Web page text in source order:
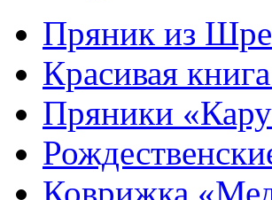
Пряник из
Красивая
Пряники